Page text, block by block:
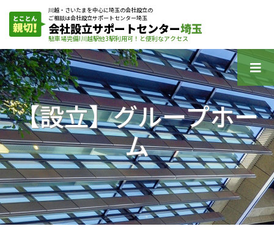
川越・さいたまを中心に埼玉の会社設立の
ご相談は会社設立サポートセンター埼玉
会社設立サポートセンター埼玉
駐車場完備!川越駅他3駅利用可！と便利なアクセス
【設立】グループホー
ム